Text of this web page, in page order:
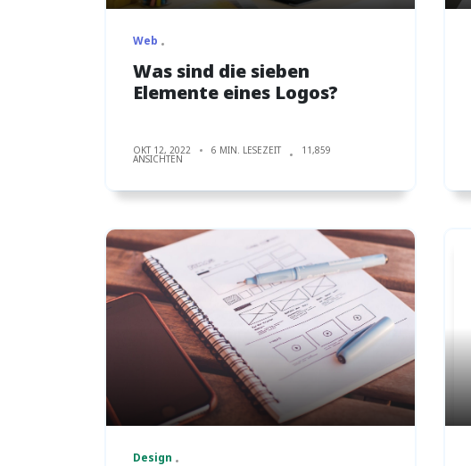
Web
Was sind die sieben
Elemente eines Logos?
OKT 12, 2022 6 MIN. LESEZEIT 11,859
ANSICHTEN
Design